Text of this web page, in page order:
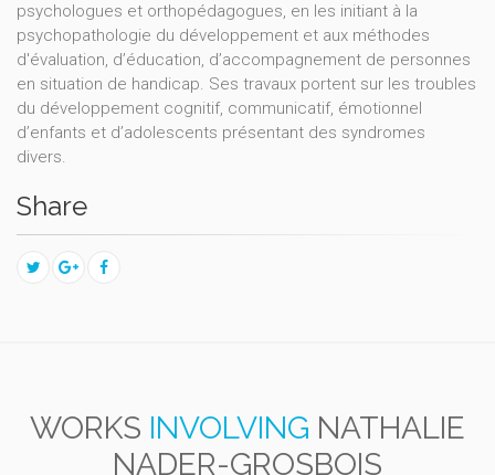
psychologues et orthopédagogues, en les initiant à la
psychopathologie du développement et aux méthodes
d'évaluation, d’éducation, d’accompagnement de personnes
en situation de handicap. Ses travaux portent sur les troubles
du développement cognitif, communicatif, émotionnel
d’enfants et d’adolescents présentant des syndromes
divers.
Share
WORKS INVOLVING NATHALIE
NADER-GROSBOIS